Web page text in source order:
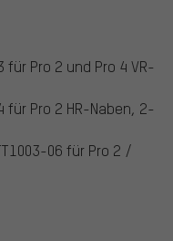
für Pro 2 und Pro 4 VR-
für Pro 2 HR-Naben, 2-
06 für Pro 2 /